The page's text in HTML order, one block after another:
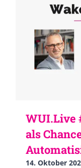
WUI.Live
als
14. Oktober